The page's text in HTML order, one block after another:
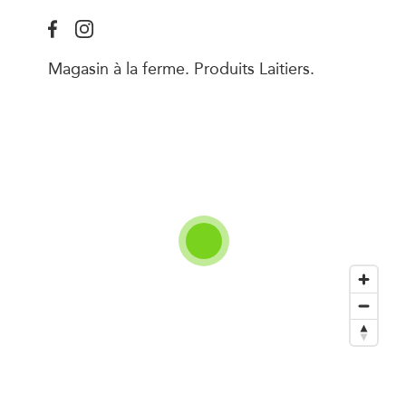
Magasin à la ferme. Produits Laitiers.